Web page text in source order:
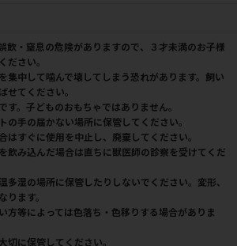
飲・窒息の危険がありますので、３才未満のお子様
ださい。
集中して噛んで壊してしまう恐れがあります。飼い
せてください。
す。子どものおもちゃではありません。
の手の届かない場所に保管してください。
はすぐに使用を中止し、廃棄してください。
飲み込んだ場合は直ちに獣医師の診察を受けてくだ
多湿の場所に保管したりしないでください。変形、
ります。
方等によっては色落ち・色移りする場合がありま
切に保管してください。